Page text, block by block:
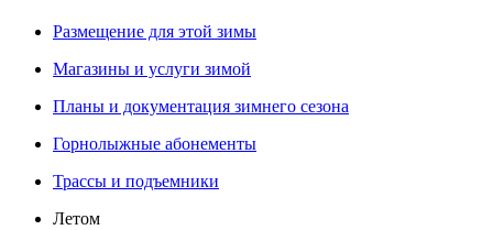
Размещение для этой зимы
Магазины и услуги зимой
Планы и документация зимнего сезона
Горнолыжные абонементы
Трассы и подъемники
Летом